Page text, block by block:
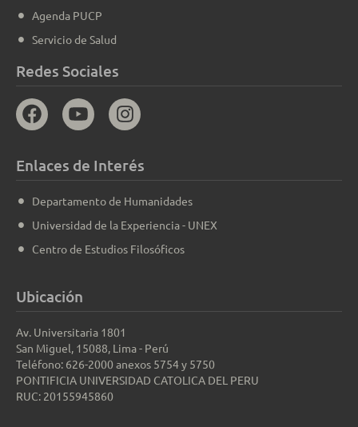
Agenda PUCP
Servicio de Salud
Redes Sociales
Enlaces de Interés
Departamento de Humanidades
Universidad de la Experiencia - UNEX
Centro de Estudios Filosóficos
Ubicación
Av. Universitaria 1801
San Miguel, 15088, Lima - Perú
Teléfono: 626-2000 anexos 5754 y 5750
PONTIFICIA UNIVERSIDAD CATOLICA DEL PERU
RUC: 20155945860